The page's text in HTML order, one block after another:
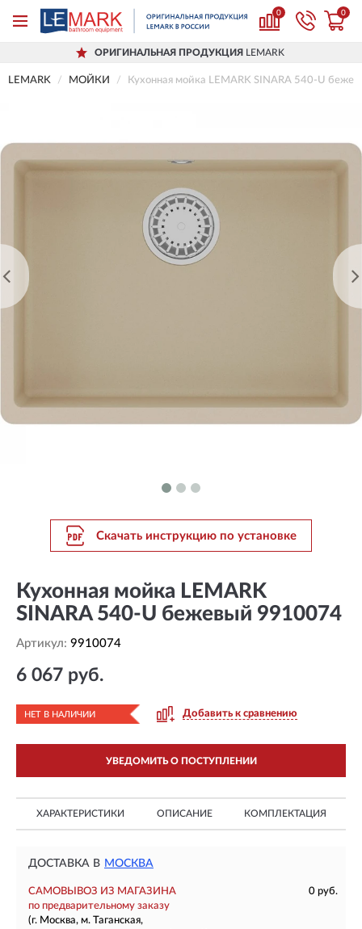
0 0
ОРИГИНАЛЬНАЯ ПРОДУКЦИЯ LEMARK
LEMARK МОЙКИ Кухонная мойка LEMARK SINARA 540-U
Скачать инструкцию по установке
Кухонная мойка LEMARK
SINARA 540-U бежевый 9910074
Артикул: 9910074
6 067 руб.
НЕТ В НАЛИЧИИ Добавить к сравнению
УВЕДОМИТЬ О ПОСТУПЛЕНИИ
ХАРАКТЕРИСТИКИ ОПИСАНИЕ КОМПЛЕКТАЦИЯ
ДОСТАВКА В МОСКВА
САМОВЫВОЗ ИЗ МАГАЗИНА
0 руб.
по предварительному заказу
(г. Москва, м. Таганская,